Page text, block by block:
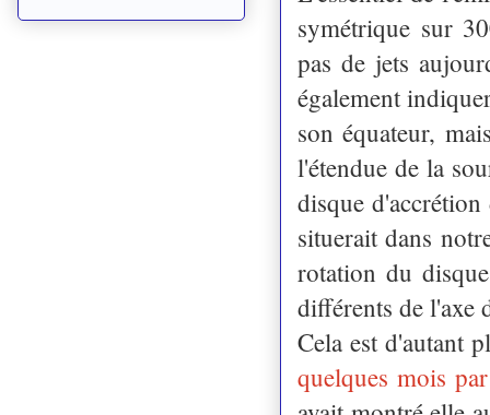
symétrique sur
pas de jets
également
son équateur,
l'étendue de la
disque
situerait dans
rotation du
différents de
Cela est d'autant
quelques mois